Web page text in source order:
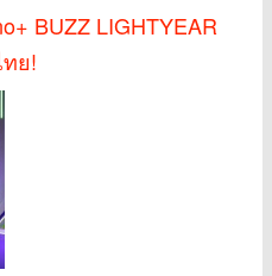
BUZZ LIGHTYEAR
ย!